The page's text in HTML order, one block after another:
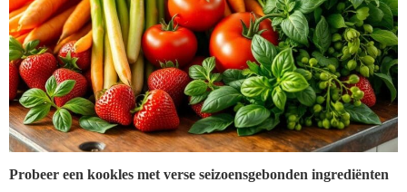
Probeer een kookles met verse seizoensgebonden ingrediënten